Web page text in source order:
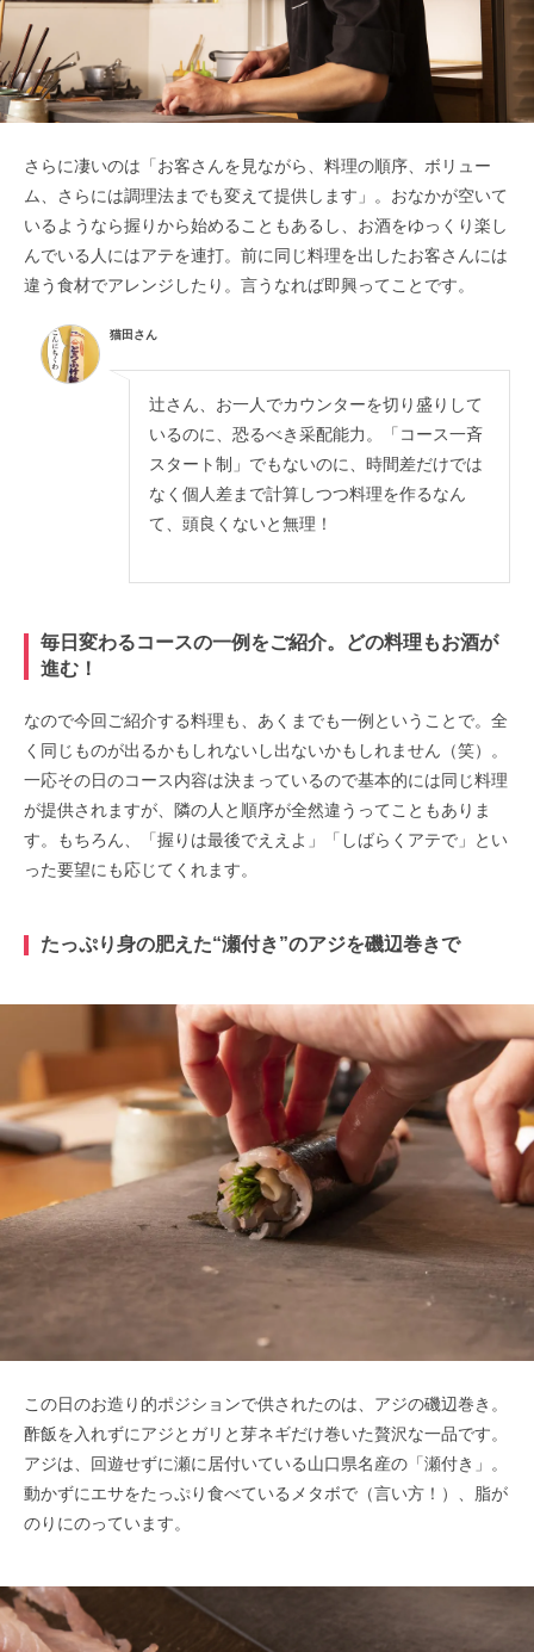
さらに凄いのは「お客さんを見ながら、料理の順序、ボリュー
ム、さらには調理法までも変えて提供します」。おなかが空いて
いるようなら握りから始めることもあるし、お酒をゆっくり楽し
んでいる人にはアテを連打。前に同じ料理を出したお客さんには
違う食材でアレンジしたり。言うなれば即興ってことです。
猫田さん
辻さん、お一人でカウンターを切り盛りして
いるのに、恐るべき采配能力。「コース一斉
スタート制」でもないのに、時間差だけでは
なく個人差まで計算しつつ料理を作るなん
て、頭良くないと無理！
毎日変わるコースの一例をご紹介。どの料理もお酒が
進む！
なので今回ご紹介する料理も、あくまでも一例ということで。全
く同じものが出るかもしれないし出ないかもしれません（笑）。
一応その日のコース内容は決まっているので基本的には同じ料理
が提供されますが、隣の人と順序が全然違うってこともありま
す。もちろん、「握りは最後でええよ」「しばらくアテで」とい
った要望にも応じてくれます。
たっぷり身の肥えた“瀬付き”のアジを磯辺巻きで
この日のお造り的ポジションで供されたのは、アジの磯辺巻き。
酢飯を入れずにアジとガリと芽ネギだけ巻いた贅沢な一品です。
アジは、回遊せずに瀬に居付いている山口県名産の「瀬付き」。
動かずにエサをたっぷり食べているメタボで（言い方！）、脂が
のりにのっています。